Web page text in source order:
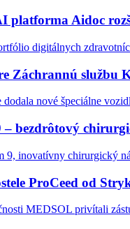
platforma Aidoc
digitálnych
Záchrannú službu
nové špeciálne
bezdrôtový
9, inovatívny chirurgický
ProCeed od
MEDSOL privítali